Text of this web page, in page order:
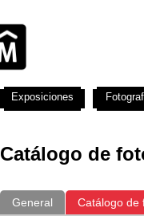
Catálogo de
General Catálogo de
Exposiciones